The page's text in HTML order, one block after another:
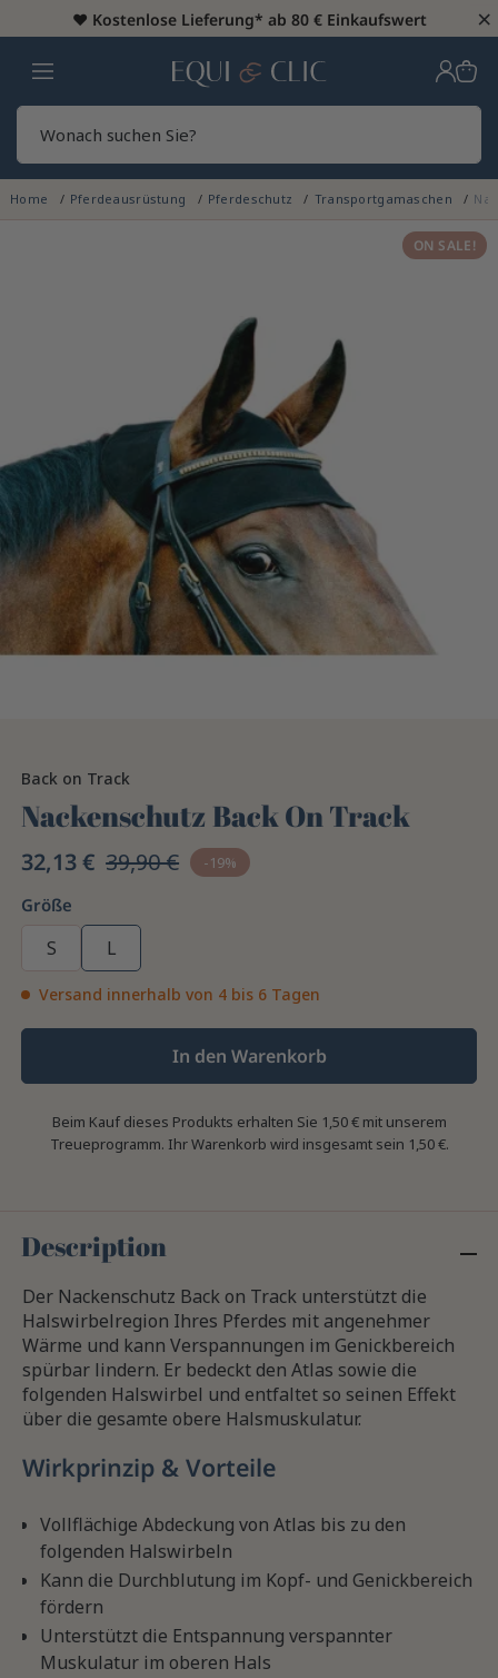
♥️ Kostenlose Lieferung* ab 80 € Einkaufswert ×
Heim
Home Pferdeausrüstung Pferdeschutz Transportgamaschen
ON SALE!
Back on Track
Nackenschutz Back On Track
32,13 € 39,90 € -19%
Größe
S L
Versand innerhalb von 4 bis 6 Tagen
In den Warenkorb
Beim Kauf dieses Produkts erhalten Sie 1,50 €mit unserem
Treueprogramm. Ihr Warenkorb wird insgesamt sein 1,50 €.
Description
Der Nackenschutz Back on Track unterstützt die
Halswirbelregion Ihres Pferdes mit angenehmer
Wärme und kann Verspannungen im Genickbereich
spürbar lindern. Er bedeckt den Atlas sowie die
folgenden Halswirbel und entfaltet so seinen Effekt
über die gesamte obere Halsmuskulatur.
Wirkprinzip & Vorteile
Vollflächige Abdeckung von Atlas bis zu den
folgenden Halswirbeln
Kann die Durchblutung im Kopf- und Genickbereich
fördern
Unterstützt die Entspannung verspannter
Muskulatur im oberen Hals